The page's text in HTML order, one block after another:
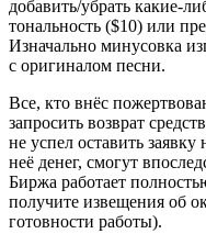
добавить/убрать какие-
тональность ($10) или
Изначально минусовка
с оригиналом песни.
Все, кто внёс
запросить возврат
не успел оставить
неё денег, смогут
Биржа работает
получите извещения об
готовности работы).